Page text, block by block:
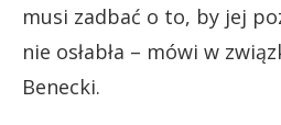
musi zadbać o to, by jej
nie osłabła – mówi w
Benecki.